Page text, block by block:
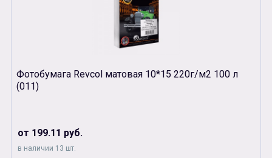
Фотобумага Revcol матовая 10*15 220г/м2 100 л
(011)
от 199.11 руб.
в наличии 13 шт.